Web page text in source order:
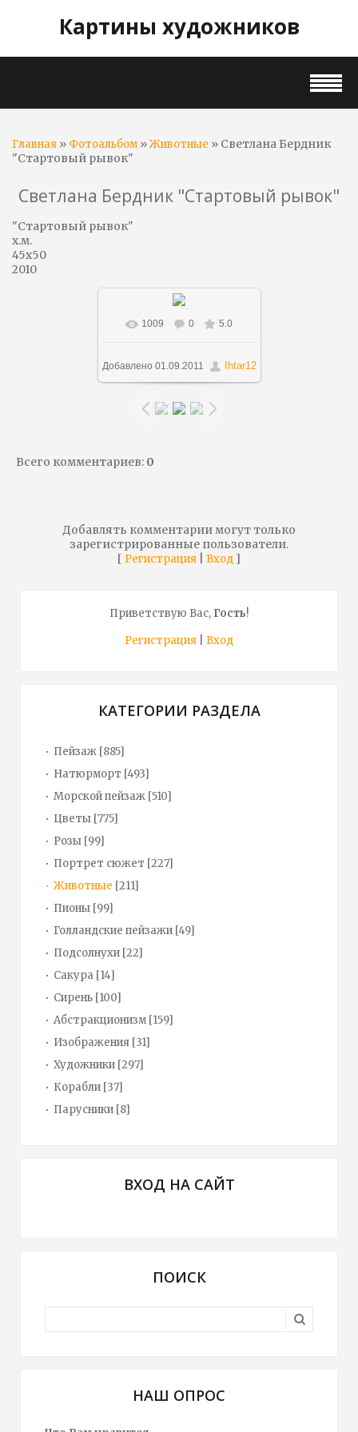
Картины художников
Главная » Фотоальбом»Животные » Светлана Бердник
"Стартовый рывок"
Светлана Бердник "Стартовый рывок"
"Стартовый рывок"
х.м.
45х50
2010
В реальном размере
1000x940 / 596.2Kb
1009 0 5.0
Добавлено 01.09.2011 Ihtar12
Всего комментариев: 0
Добавлять комментарии могут только
зарегистрированные пользователи.
[ Регистрация Вход ]
Приветствую Вас,Гость!
Регистрация
Вход
КАТЕГОРИИ РАЗДЕЛА
Пейзаж [885]
Натюрморт [493]
Морской пейзаж [510]
Цветы [775]
Розы [99]
Портрет сюжет [227]
Животные [211]
Пионы [99]
Голландские пейзажи [49]
Подсолнухи [22]
Сакура [14]
Сирень [100]
Абстракционизм [159]
Изображения [31]
Художники [297]
Корабли [37]
Парусники [8]
ВХОД НА САЙТ
ПОИСК
НАШ ОПРОС